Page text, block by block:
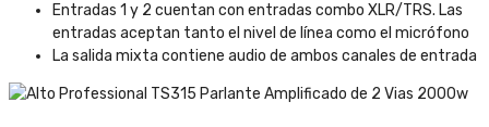
Entradas 1 y 2 cuentan con entradas combo XLR/TRS. Las
entradas aceptan tanto el nivel de línea como el micrófono
La salida mixta contiene audio de ambos canales de entrada